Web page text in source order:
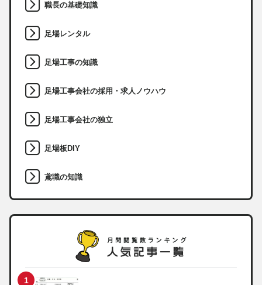
職長の基礎知識
足場レンタル
足場工事の知識
足場工事会社の採用・求人ノウハウ
足場工事会社の独立
足場板DIY
鳶職の知識